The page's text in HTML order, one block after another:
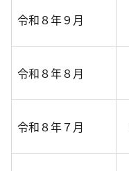
令和８年９月
令和８年８月
令和８年７月